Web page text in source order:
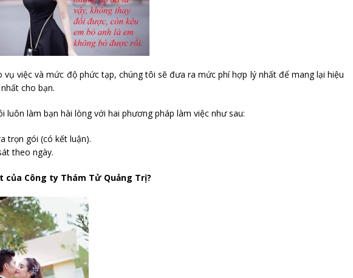
vụ việc và mức độ phức tạp, chúng tôi sẽ đưa ra mức phí hợp lý nhất để mang lại hiệu
cho bạn.
luôn làm bạn hài lòng với hai phương pháp làm việc như sau:
trọn gói (có kết luận).
theo ngày.
của Công ty Thám Tử Quảng Trị?